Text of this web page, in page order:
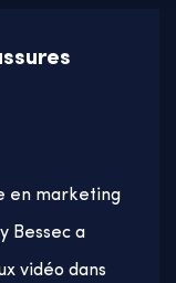
en marketing
Bessec a
vidéo dans